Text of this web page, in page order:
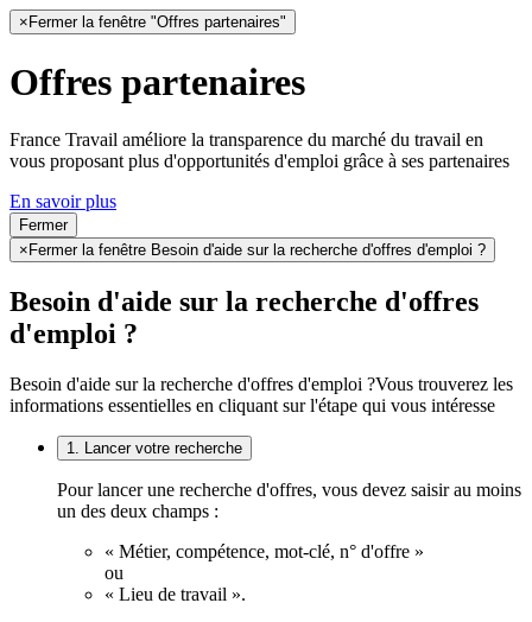
× Fermer la fenêtre "Offres partenaires"
Offres partenaires
France Travail améliore la transparence du marché du travail en
vous proposant plus d'opportunités d'emploi grâce à ses partenaires
En savoir plus
Fermer
× Fermer la fenêtre Besoin d'aide sur la recherche d'offres d'emploi ?
Besoin d'aide sur la recherche d'offres
d'emploi ?
Besoin d'aide sur la recherche d'offres d'emploi ?Vous trouverez les
informations essentielles en cliquant sur l'étape qui vous intéresse
1. Lancer votre recherche
Pour lancer une recherche d'offres, vous devez saisir au moins
un des deux champs :
« Métier, compétence, mot-clé, n° d'offre »
ou
« Lieu de travail ».